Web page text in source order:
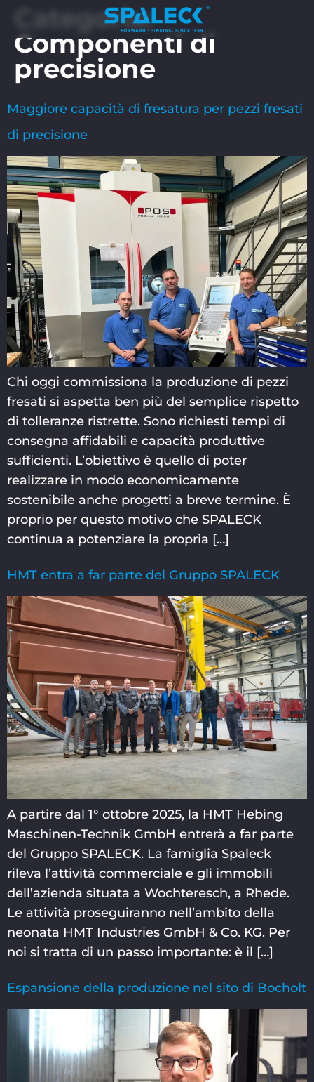
Categoria:
Componenti di
precisione
Maggiore capacità di fresatura per pezzi fresati
di precisione
Chi oggi commissiona la produzione di pezzi
fresati si aspetta ben più del semplice rispetto
di tolleranze ristrette. Sono richiesti tempi di
consegna affidabili e capacità produttive
sufficienti. L’obiettivo è quello di poter
realizzare in modo economicamente
sostenibile anche progetti a breve termine. È
proprio per questo motivo che SPALECK
continua a potenziare la propria […]
HMT entra a far parte del Gruppo SPALECK
A partire dal 1° ottobre 2025, la HMT Hebing
Maschinen-Technik GmbH entrerà a far parte
del Gruppo SPALECK. La famiglia Spaleck
rileva l’attività commerciale e gli immobili
dell’azienda situata a Wochteresch, a Rhede.
Le attività proseguiranno nell’ambito della
neonata HMT Industries GmbH & Co. KG. Per
noi si tratta di un passo importante: è il […]
Espansione della produzione nel sito di Bocholt